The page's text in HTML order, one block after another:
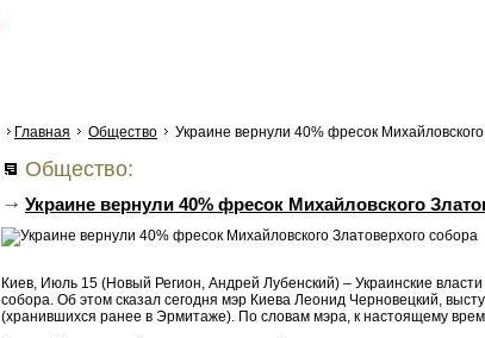
Главная Общество Украине вернули 40% фресок
Общество:
Украине вернули 40% фресок Михайловского
Киев, Июль 15 (Новый Регион, Андрей Лубенский) – Украинские
собора. Об этом сказал сегодня мэр Киева Леонид Черновецкий,
(хранившихся ранее в Эрмитаже). По словам мэра, к настоящему